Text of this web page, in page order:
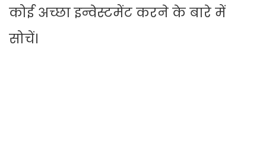
कोई अच्छा इन्वेस्टमेंट करने के बारे में
सोचें।